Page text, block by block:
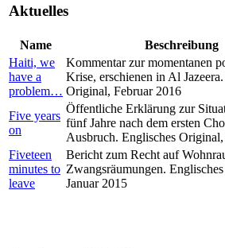
Aktuelles
Name Beschreibung
Haiti, we
have a
problem…
Kommentar zur momentanen
Krise, erschienen in Al
Original, Februar 2016
Five years
on
Öffentliche Erklärung zur
fünf Jahre nach dem ersten
Ausbruch. Englisches
Fiveteen
minutes to
leave
Bericht zum Recht auf
Zwangsräumungen.
Januar 2015